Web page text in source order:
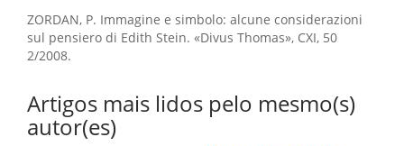
ZORDAN, P. Immagine e simbolo: alcune considerazioni
sul pensiero di Edith Stein. «Divus Thomas», CXI, 50
2/2008.
Artigos mais lidos pelo mesmo(s)
autor(es)